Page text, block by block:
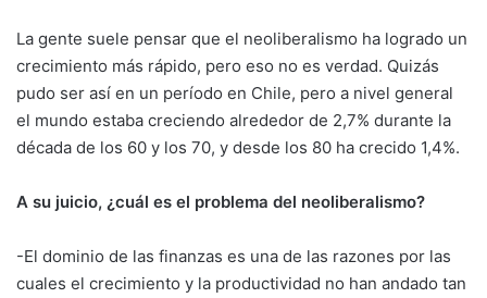
La gente suele pensar que el neoliberalismo ha logrado un
crecimiento más rápido, pero eso no es verdad. Quizás
pudo ser así en un período en Chile, pero a nivel general
el mundo estaba creciendo alrededor de 2,7% durante la
década de los 60 y los 70, y desde los 80 ha crecido 1,4%.
A su juicio, ¿cuál es el problema del neoliberalismo?
-El dominio de las finanzas es una de las razones por las
cuales el crecimiento y la productividad no han andado tan